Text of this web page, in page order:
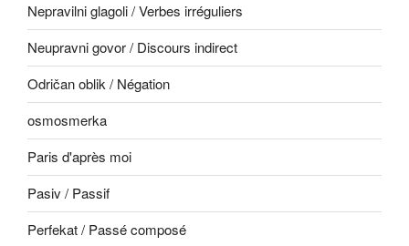
Nepravilni glagoli / Verbes irréguliers
Neupravni govor / Discours indirect
Odričan oblik / Négation
osmosmerka
Paris d'après moi
Pasiv / Passif
Perfekat / Passé composé